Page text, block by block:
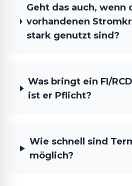
Geht das auch, wenn
vorhandenen
stark genutzt sind?
Was bringt ein FI/
ist er Pflicht?
Wie schnell sind
möglich?